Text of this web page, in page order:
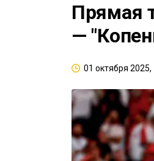
Прямая
—
01 октября 2025,